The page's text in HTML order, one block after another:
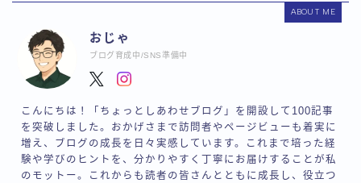
ABOUT ME
おじゃ
ブログ育成中/SNS準備中
こんにちは！「ちょっとしあわせブログ」を開設して100記事
を突破しました。おかげさまで訪問者やページビューも着実に
増え、ブログの成長を日々実感しています。これまで培った経
験や学びのヒントを、分かりやすく丁寧にお届けすることが私
のモットー。これからも読者の皆さんとともに成長し、役立つ